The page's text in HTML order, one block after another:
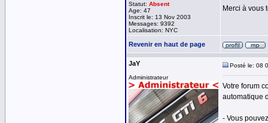
Statut: Absent
Age: 47
Inscrit le: 13 Nov 2003
Messages: 9392
Localisation: NYC
Merci à vous
Revenir en haut de page
JaY
Administrateur
Posté le: 08
Votre forum
automatique
- Vous